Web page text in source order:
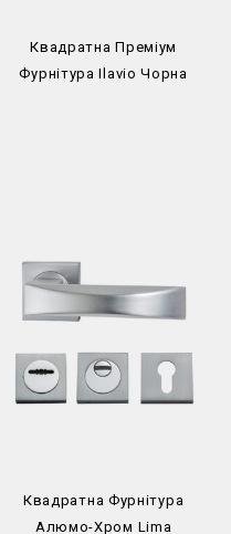
Квадратна Преміум
Фурнітура Ilavio Чорна
Квадратна Фурнітура
Алюмо-Хром Lima